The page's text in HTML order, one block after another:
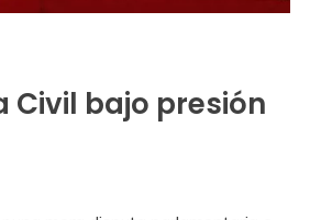
Civil bajo presión